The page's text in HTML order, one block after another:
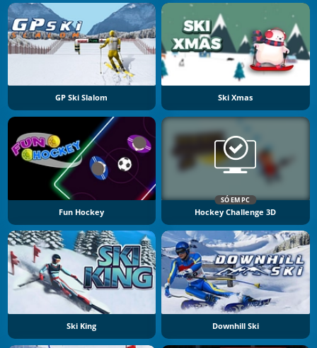
GP Ski Slalom Ski Xmas
Fun Hockey
SÓ EM PC
Hockey Challenge 3D
Ski King Downhill Ski